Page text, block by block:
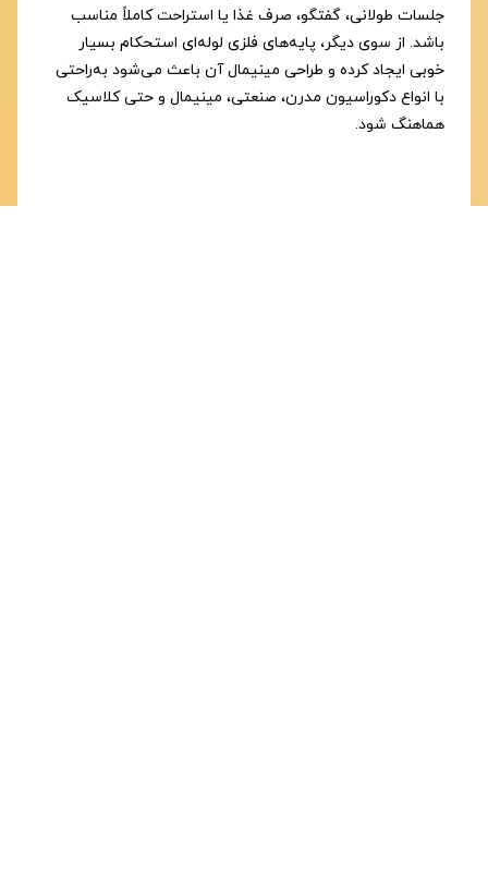
جلسات طولانی، گفتگو، صرف غذا یا استراحت کاملاً مناسب
باشد. از سوی دیگر، پایه‌های فلزی لوله‌ای استحکام بسیار
خوبی ایجاد کرده و طراحی مینیمال آن باعث می‌شود به‌راحتی
با انواع دکوراسیون مدرن، صنعتی، مینیمال و حتی کلاسیک
هماهنگ شود.